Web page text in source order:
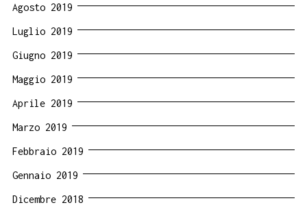
Agosto 2019
Luglio 2019
Giugno 2019
Maggio 2019
Aprile 2019
Marzo 2019
Febbraio 2019
Gennaio 2019
Dicembre 2018